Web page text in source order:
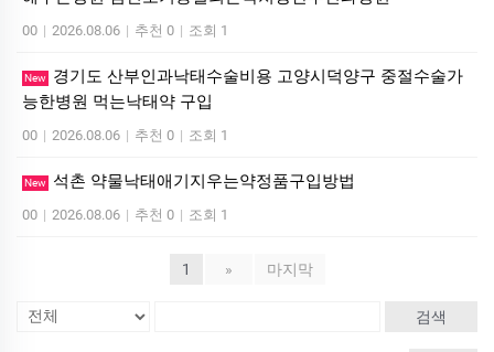
00 | 2026.08.06 | 추천 0 | 조회 1
New
경기도 산부인과낙태수술비용 고양시덕양구 중절수술가
능한병원 먹는낙­태약 구입
00 | 2026.08.06 | 추천 0 | 조회 1
New 석촌 약물낙태애기지우는약정품구입방법
00 | 2026.08.06 | 추천 0 | 조회 1
1 » 마지막
검색